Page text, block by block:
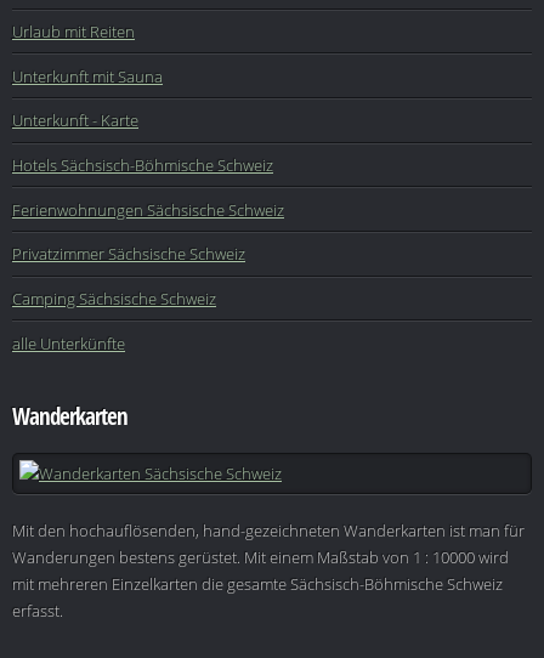
Urlaub mit Reiten
Unterkunft mit Sauna
Unterkunft - Karte
Hotels Sächsisch-Böhmische Schweiz
Ferienwohnungen Sächsische Schweiz
Privatzimmer Sächsische Schweiz
Camping Sächsische Schweiz
alle Unterkünfte
Wanderkarten
Mit den hochauflösenden, hand-gezeichneten Wanderkarten ist man für
Wanderungen bestens gerüstet. Mit einem Maßstab von 1 : 10000 wird
mit mehreren Einzelkarten die gesamte Sächsisch-Böhmische Schweiz
erfasst.